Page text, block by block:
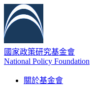
國家政策研究基金會
National Policy Foundation
關於基金會